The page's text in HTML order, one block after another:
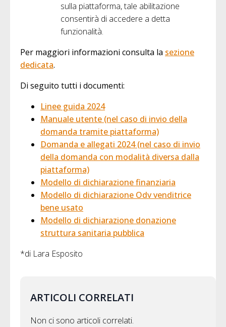
sulla piattaforma, tale abilitazione
consentirà di accedere a detta
funzionalità.
Per maggiori informazioni consulta la sezione
dedicata.
Di seguito tutti i documenti:
Linee guida 2024
Manuale utente (nel caso di invio della
domanda tramite piattaforma)
Domanda e allegati 2024 (nel caso di invio
della domanda con modalità diversa dalla
piattaforma)
Modello di dichiarazione finanziaria
Modello di dichiarazione Odv venditrice
bene usato
Modello di dichiarazione donazione
struttura sanitaria pubblica
*di Lara Esposito
ARTICOLI CORRELATI
Non ci sono articoli correlati.